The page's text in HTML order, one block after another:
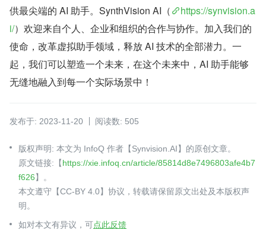
供最尖端的 AI 助手。SynthVision AI（
https://synvision.a
i/）欢迎来自个人、企业和组织的合作与协作。加入我们的
使命，改革虚拟助手领域，释放 AI 技术的全部潜力。一
起，我们可以塑造一个未来，在这个未来中，AI 助手能够
无缝地融入到每一个实际场景中！
发布于: 2023-11-20 阅读数: 505
版权声明: 本文为 InfoQ 作者【Synvision.AI】的原创文章。
原文链接:【https://xie.infoq.cn/article/85814d8e7496803afe4b7
f626】。
本文遵守【CC-BY 4.0】协议，转载请保留原文出处及本版权声
明。
如对本文有异议，可点此反馈